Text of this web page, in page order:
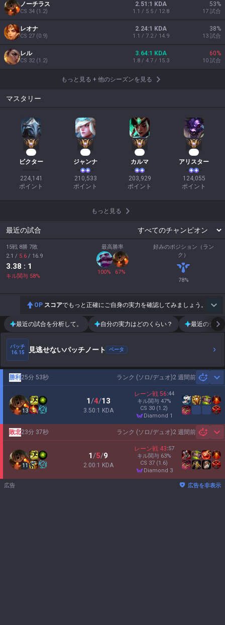
ノーチラス
CS 34 (1.2)
2.51:1 KDA
1.1 / 5.5 / 12.8
53%
17 試合
レオナ
CS 27 (0.9)
2.24:1 KDA
1.1 / 7.2 / 14.9
38%
13 試合
レル
CS 32(1.2)
3.64:1 KDA
1.8 / 4.7 / 15.3
60%
10 試合
もっと見る + 他のシーズンを見る
マスタリー
ビクター
224,141
ポイント
ジャンナ
210,533
ポイント
カルマ
203,929
ポイント
アリスター
124,055
ポイント
もっと見る
最近の試合
15戦 8勝 7敗
2.1 / 5.6 / 16.9
3.38 : 1
キル関与 58%
最高勝率
100% 67%
好みのポジション（ラン
ク）
78%
OP スコアでもっと正確にご自身の実力を確認してみましょう。
最近の試合を分析して。 自分の実力はどのくらい？ 最近のチー
パッチ
16.15
見逃せないパッチノート ベータ
ランク (ソロ/デュオ)2 週間前
勝利 25分 53秒
13
1/4/13
3.50:1 KDA
レーン戦 56:44
キル関与 47%
CS 30 (1.2)
diamond 1
ランク (ソロ/デュオ)2 週間前
敗北23分 37秒
11
1/5/9
2.00:1 KDA
レーン戦 43:57
キル関与 63%
CS 37 (1.6)
diamond 3
広告 広告を非表示